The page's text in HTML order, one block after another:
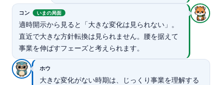
コン いまの局面
適時開示から見ると「大きな変化は見られない」。
直近で大きな方針転換は見られません。腰を据えて
事業を伸ばすフェーズと考えられます。
ホウ
大きな変化がない時期は、じっくり事業を理解する